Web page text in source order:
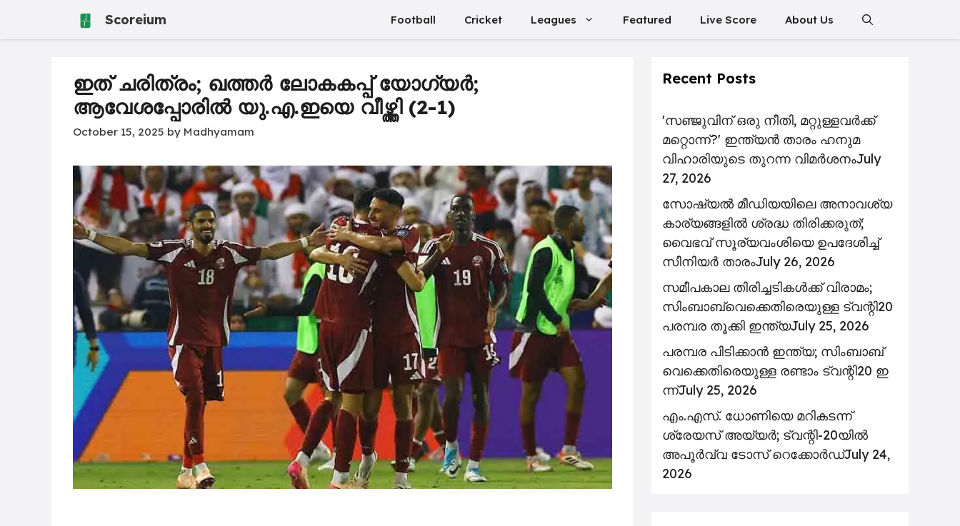
Scoreium Football Cricket Leagues Featured Live Score About Us
ഇത് ചരിത്രം; ഖത്തർ ലോകകപ്പ് യോഗ്യർ;
ആവേശപ്പോരിൽ യു.എ.ഇയെ വീഴ്ത്തി (2-1)
October 15, 2025 by Madhyamam
Recent Posts
'സഞ്ജുവിന് ഒരു നീതി, മറ്റുള്ളവർക്ക്
മറ്റൊന്ന്?' ഇന്ത്യൻ താരം ഹനുമ
വിഹാരിയുടെ തുറന്ന വിമർശനംJuly
27, 2026
സോഷ്യൽ മീഡിയയിലെ അനാവശ്യ
കാര്യങ്ങളിൽ ശ്രദ്ധ തിരിക്കരുത്;
വൈഭവ് സൂര്യവംശിയെ ഉപദേശിച്ച്
സീനിയർ താരംJuly 26, 2026
സമീപകാല തിരിച്ചടികൾക്ക് വിരാമം;
സിംബാബ്‌വെക്കെതിരെയുള്ള ട്വന്റി20
പരമ്പര തൂക്കി ഇന്ത്യJuly 25, 2026
പ​ര​മ്പ​ര പി​ടി​ക്കാ​ൻ ഇ​ന്ത്യ; സിം​ബാ​ബ്​
‍വെക്കെതിരെയുള്ള ര​ണ്ടാം ട്വ​ന്റി20 ഇ​
ന്ന്July 25, 2026
എം.എസ്. ധോണിയെ മറികടന്ന്
ശ്രേയസ് അയ്യർ; ട്വന്റി-20യിൽ
അപൂർവ്വ ടോസ് റെക്കോർഡ്July 24,
2026